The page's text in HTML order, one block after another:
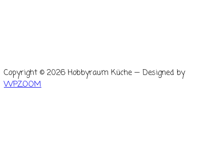
Copyright © 2026 Hobbyraum Küche — Designed by
WPZOOM